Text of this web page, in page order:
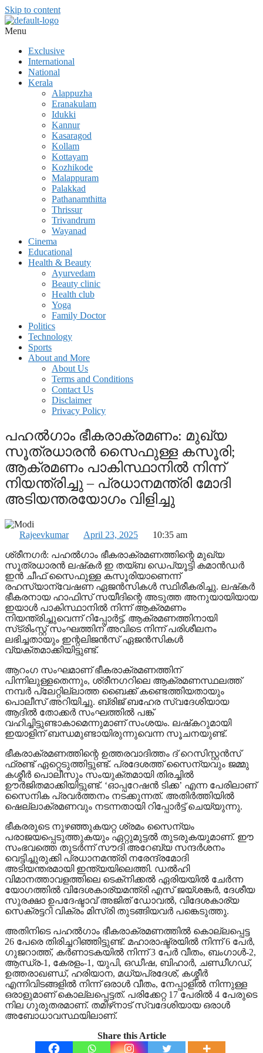
Skip to content
Menu
Exclusive
International
National
Kerala
Alappuzha
Eranakulam
Idukki
Kannur
Kasaragod
Kollam
Kottayam
Kozhikode
Malappuram
Palakkad
Pathanamthitta
Thrissur
Trivandrum
Wayanad
Cinema
Educational
Health & Beauty
Ayurvedam
Beauty clinic
Health club
Yoga
Family Doctor
Politics
Technology
Sports
About and More
About Us
Terms and Conditions
Contact Us
Disclaimer
Privacy Policy
പഹല്‍ഗാം ഭീകരാക്രമണം: മുഖ്യ
സൂത്രധാരന്‍ സൈഫുള്ള കസൂരി;
ആക്രമണം പാകിസ്ഥാനില്‍ നിന്ന്
നിയന്ത്രിച്ചു – പ്രധാനമന്ത്രി മോദി
അടിയന്തരയോഗം വിളിച്ചു
Rajeevkumar April 23, 2025
10:35 am
ശ്രീനഗര്‍: പഹല്‍ഗാം ഭീകരാക്രമണത്തിന്റെ മുഖ്യ
സൂത്രധാരന്‍ ലഷ്‌കര്‍ ഇ തയ്ബ ഡെപ്യൂട്ടി കമാന്‍ഡര്‍
ഇന്‍ ചീഫ് സൈഫുള്ള കസൂരിയാണെന്ന്
രഹസ്യാന്വേഷണ ഏജന്‍സികള്‍ സ്ഥിരീകരിച്ചു. ലഷ്‌കര്‍
ഭീകരനായ ഹാഫിസ് സയീദിന്റെ അടുത്ത അനുയായിയായ
ഇയാള്‍ പാകിസ്ഥാനില്‍ നിന്ന് ആക്രമണം
നിയന്ത്രിച്ചുവെന്ന് റിപ്പോര്‍ട്ട്. ആക്രമണത്തിനായി
സ്‌ട്രിംസ്റ്റ് സംഘത്തിന് അവിടെ നിന്ന് പരിശീലനം
ലഭിച്ചതായും ഇന്റലിജന്‍സ് ഏജന്‍സികള്‍
വ്യക്തമാക്കിയിട്ടുണ്ട്.
ആറംഗ സംഘമാണ് ഭീകരാക്രമണത്തിന്
പിന്നിലുള്ളതെന്നും, ശ്രീനഗറിലെ ആക്രമണസ്ഥലത്ത്
നമ്പര്‍ പ്ലേറ്റില്ലാത്ത ബൈക്ക് കണ്ടെത്തിയതായും
പൊലീസ് അറിയിച്ചു. ബ്രിജ് ബഹേര സ്വദേശിയായ
ആദില്‍ തോക്കര്‍ സംഘത്തിൽ പങ്ക്
വഹിച്ചിട്ടുണ്ടാകാമെന്നുമാണ് സംശയം. ലഷ്‌കറുമായി
ഇയാളിന് ബന്ധമുണ്ടായിരുന്നുവെന്ന സൂചനയുണ്ട്.
ഭീകരാക്രമണത്തിന്റെ ഉത്തരവാദിത്തം ദ് റെസിസ്റ്റന്‍സ്
ഫ്രണ്ട് ഏറ്റെടുത്തിട്ടുണ്ട്. പ്രദേശത്ത് സൈന്യവും ജമ്മു
കശ്മീര്‍ പൊലീസും സംയുക്തമായി തിരച്ചില്‍
ഊര്‍ജിതമാക്കിയിട്ടുണ്ട്. ‘ഓപ്പറേഷന്‍ ടിക്ക’ എന്ന പേരിലാണ്
സൈനിക പ്രവര്‍ത്തനം നടക്കുന്നത്. അതിര്‍ത്തിയില്‍
ഷെല്ലാക്രമണവും നടന്നതായി റിപ്പോര്‍ട്ട് ചെയ്യുന്നു.
ഭീകരരുടെ നുഴഞ്ഞുകയറ്റ ശ്രമം സൈന്യം
പരാജയപ്പെടുത്തുകയും ഏറ്റുമുട്ടല്‍ തുടരുകയുമാണ്. ഈ
സംഭവത്തെ തുടര്‍ന്ന് സൗദി അറേബ്യ സന്ദര്‍ശനം
വെട്ടിച്ചുരുക്കി പ്രധാനമന്ത്രി നരേന്ദ്രമോദി
അടിയന്തരമായി ഇന്ത്യയിലെത്തി. ഡല്‍ഹി
വിമാനത്താവളത്തിലെ ടെക്‌നിക്കല്‍ ഏരിയയില്‍ ചേര്‍ന്ന
യോഗത്തില്‍ വിദേശകാര്യമന്ത്രി എസ് ജയ്ശങ്കര്‍, ദേശീയ
സുരക്ഷാ ഉപദേഷ്ടാവ് അജിത് ഡോവല്‍, വിദേശകാര്യ
സെക്രട്ടറി വിക്രം മിസ്രി തുടങ്ങിയവര്‍ പങ്കെടുത്തു.
അതിനിടെ പഹല്‍ഗാം ഭീകരാക്രമണത്തില്‍ കൊല്ലപ്പെട്ട
26 പേരെ തിരിച്ചറിഞ്ഞിട്ടുണ്ട്. മഹാരാഷ്ട്രയില്‍ നിന്ന് 6 പേര്‍,
ഗുജറാത്ത്, കര്‍ണാടകയില്‍ നിന്ന് 3 പേര്‍ വീതം, ബംഗാള്‍-2,
ആന്ധ്ര-1, കേരളം-1, യുപി, ഒഡീഷ, ബിഹാര്‍, ചണ്ഡീഗഡ്,
ഉത്തരാഖണ്ഡ്, ഹരിയാന, മധ്യപ്രദേശ്, കശ്മീര്‍
എന്നിവിടങ്ങളില്‍ നിന്ന് ഒരാള്‍ വീതം, നേപ്പാളില്‍ നിന്നുള്ള
ഒരാളുമാണ് കൊല്ലപ്പെട്ടത്. പരിക്കേറ്റ 17 പേരില്‍ 4 പേരുടെ
നില ഗുരുതരമാണ്. തമിഴ്‌നാട് സ്വദേശിയായ ഒരാള്‍
അബോധാവസ്ഥയിലാണ്.
Share this Article